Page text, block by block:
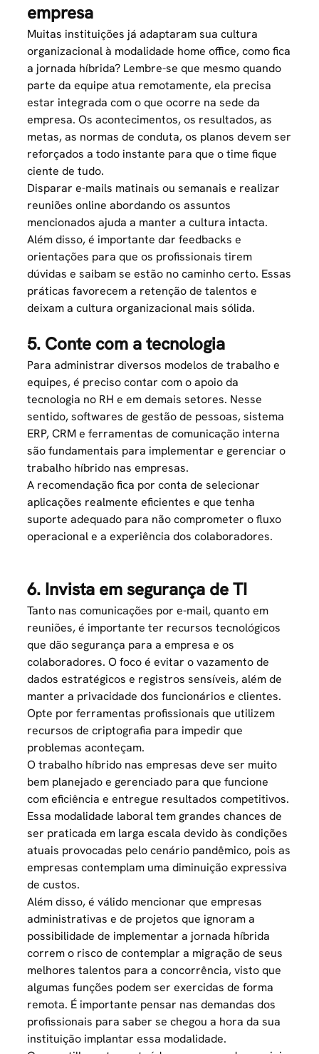
empresa
Muitas instituições já adaptaram sua cultura
organizacional à modalidade home office, como fica
a jornada híbrida? Lembre-se que mesmo quando
parte da equipe atua remotamente, ela precisa
estar integrada com o que ocorre na sede da
empresa. Os acontecimentos, os resultados, as
metas, as normas de conduta, os planos devem ser
reforçados a todo instante para que o time fique
ciente de tudo.
Disparar e-mails matinais ou semanais e realizar
reuniões online abordando os assuntos
mencionados ajuda a manter a cultura intacta.
Além disso, é importante dar feedbacks e
orientações para que os profissionais tirem
dúvidas e saibam se estão no caminho certo. Essas
práticas favorecem a retenção de talentos e
deixam a cultura organizacional mais sólida.
5. Conte com a tecnologia
Para administrar diversos modelos de trabalho e
equipes, é preciso contar com o apoio da
tecnologia no RH e em demais setores. Nesse
sentido, softwares de gestão de pessoas, sistema
ERP, CRM e ferramentas de comunicação interna
são fundamentais para implementar e gerenciar o
trabalho híbrido nas empresas.
A recomendação fica por conta de selecionar
aplicações realmente eficientes e que tenha
suporte adequado para não comprometer o fluxo
operacional e aexperiência dos colaboradores.
6. Invista em segurança de TI
Tanto nas comunicações por e-mail, quanto em
reuniões, é importante ter recursos tecnológicos
que dão segurança para a empresa e os
colaboradores. O foco é evitar o vazamento de
dados estratégicos e registros sensíveis, além de
manter a privacidade dos funcionários e clientes.
Opte por ferramentas profissionais que utilizem
recursos de criptografia para impedir que
problemas aconteçam.
O trabalho híbrido nas empresas deve ser muito
bem planejado e gerenciado para que funcione
com eficiência e entregue resultados competitivos.
Essa modalidade laboral tem grandes chances de
ser praticada em larga escala devido às condições
atuais provocadas pelo cenário pandêmico, pois as
empresas contemplam uma diminuição expressiva
de custos.
Além disso, é válido mencionar que empresas
administrativas e de projetos que ignoram a
possibilidade de implementar a jornada híbrida
correm o risco de contemplar a migração de seus
melhores talentos para a concorrência, visto que
algumas funções podem ser exercidas de forma
remota. É importante pensar nas demandas dos
profissionais para saber se chegou a hora da sua
instituição implantar essa modalidade.